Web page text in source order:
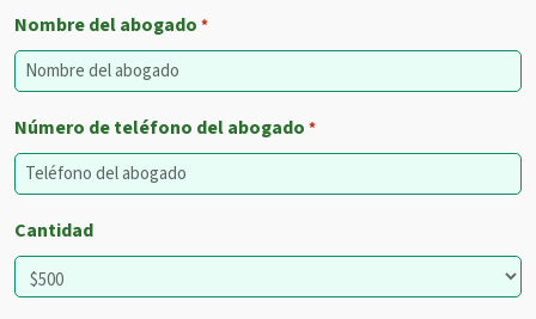
Nombre del abogado *
Número de teléfono del abogado *
Cantidad